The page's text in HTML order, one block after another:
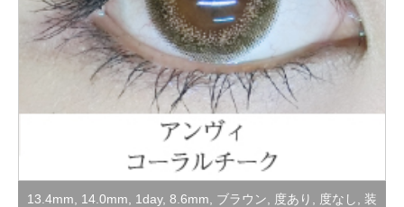
13.4mm 14.0mm 1day, 8.6mm ブラウン 度あり 度なし 装